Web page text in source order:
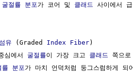
굴절률 분포가 코어 및 클래드
사이에서
유 (Graded Index Fiber)
심에서 굴절률이 가장 크고 클래드
쪽으
률 분포가 마치 언덕처럼 둥그스럼하게